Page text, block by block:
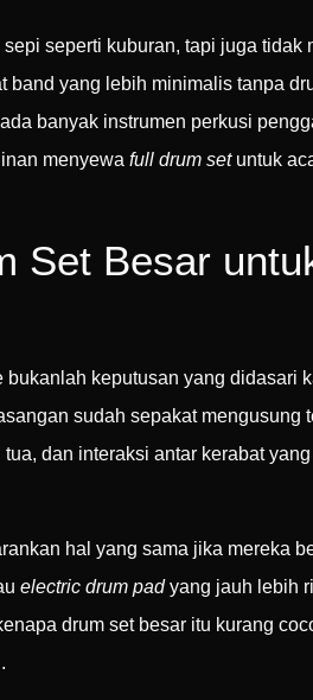
seperti kuburan, tapi juga
yang lebih minimalis tanpa
banyak instrumen perkusi
menyewa full drum setuntuk
Set Besar
keputusan yang didasari
sudah sepakat mengusung
dan interaksi antar kerabat
hal yang sama jika mereka
electric drum padyang jauh lebih
drum set besar itu kurang